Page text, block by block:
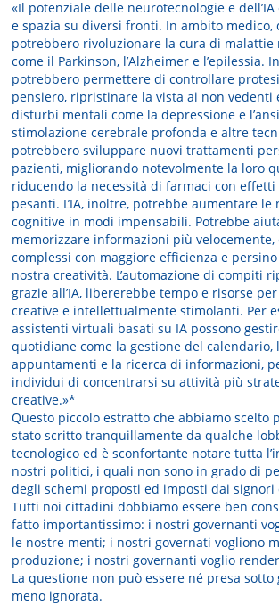
«Il potenziale delle neurotecnologie e
e spazia su diversi fronti. In ambito medico,
potrebbero rivoluzionare la cura di malattie
come il Parkinson, l’Alzheimer e l’epilessia.
potrebbero permettere di controllare
pensiero, ripristinare la vista ai non vedenti
disturbi mentali come la depressione e
stimolazione cerebrale profonda e altre
potrebbero sviluppare nuovi trattamenti
pazienti, migliorando notevolmente la loro
riducendo la necessità di farmaci con
pesanti. L’IA, inoltre, potrebbe aumentare le
cognitive in modi impensabili. Potrebbe
memorizzare informazioni più
complessi con maggiore efficienza e
nostra creatività. L’automazione di compiti
grazie all’IA, libererebbe tempo e risorse
creative e intellettualmente stimolanti. Per
assistenti virtuali basati su IA possono
quotidiane come la gestione del calendario,
appuntamenti e la ricerca di informazioni,
individui di concentrarsi su attività più
creative.»*
Questo piccolo estratto che abbiamo scelto
stato scritto tranquillamente da qualche
tecnologico ed è sconfortante notare tutta
nostri politici, i quali non sono in grado di
degli schemi proposti ed imposti dai signori
Tutti noi cittadini dobbiamo essere ben
fatto importantissimo: i nostri governanti
le nostre menti; i nostri governati vogliono
produzione; i nostri governanti voglio
La questione non può essere né presa
meno ignorata.